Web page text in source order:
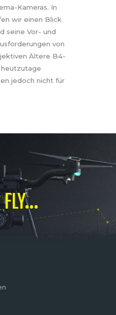
Kameras. In
wir einen Blick
seine Vor- und
von
Ältere B4-
heutzutage
jedoch nicht für
FLY...